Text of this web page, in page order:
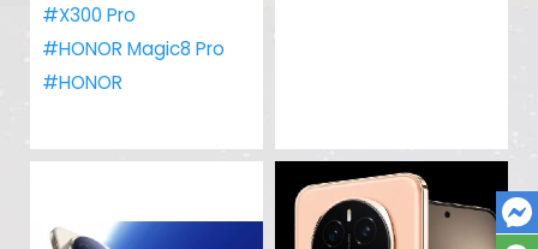
#X300 Pro
#HONOR Magic8 Pro
#HONOR